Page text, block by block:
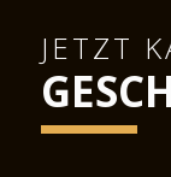
JETZT